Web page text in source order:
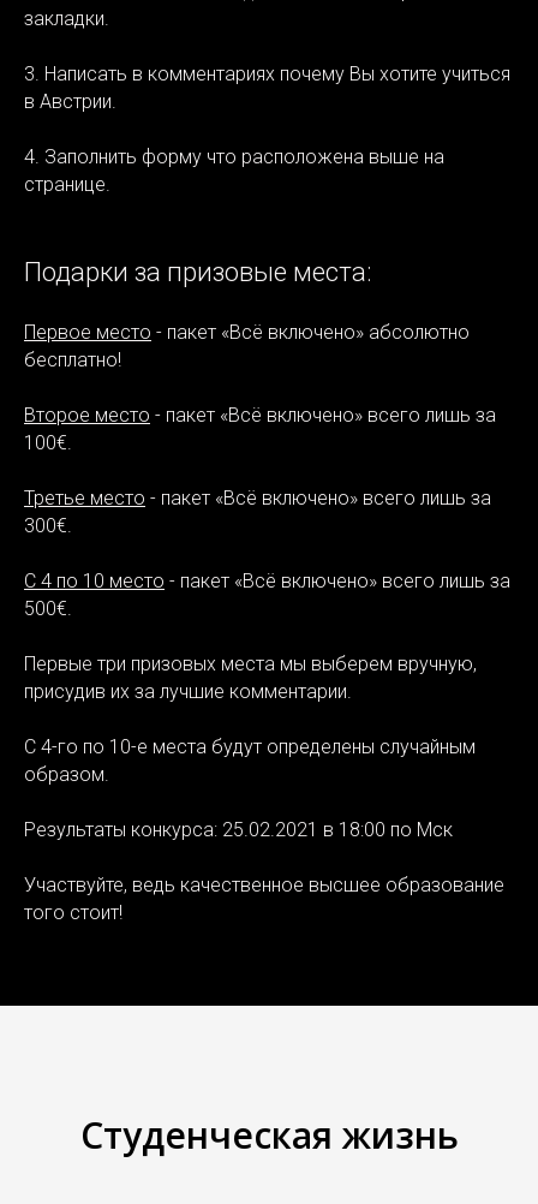
закладки.
3. Написать в комментариях почему Вы хотите учиться
в Австрии.
4. Заполнить форму что расположена выше на
странице.
Подарки за призовые места:
Первое место - пакет «Всё включено» абсолютно
бесплатно!
Второе место - пакет «Всё включено» всего лишь за
100€.
Третье место - пакет «Всё включено» всего лишь за
300€.
С 4 по 10 место - пакет «Всё включено» всего лишь за
500€.
Первые три призовых места мы выберем вручную,
присудив их за лучшие комментарии.
С 4-го по 10-е места будут определены случайным
образом.
Результаты конкурса: 25.02.2021 в 18:00 по Мск
Участвуйте, ведь качественное высшее образование
того стоит!
Студенческая жизнь